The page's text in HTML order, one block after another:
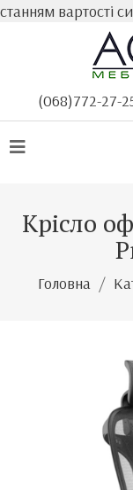
вартості
(068)772-27-
Крісло
Головна